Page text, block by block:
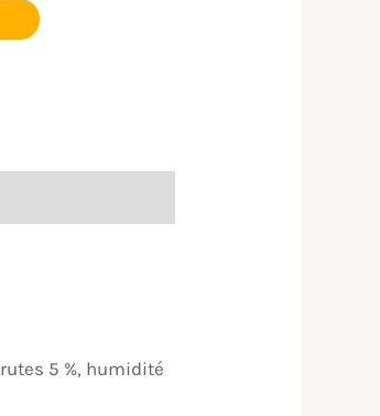
5 %, humidité